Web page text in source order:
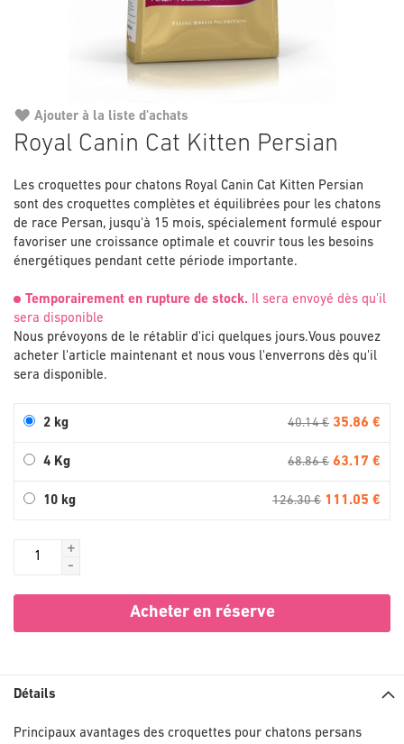
Royal Canin Cat Kitten Persian
Les croquettes pour chatons Royal Canin Cat Kitten Persian
sont des croquettes complètes et équilibrées pour les chatons
de race Persan, jusqu'à 15 mois, spécialement formulé espour
favoriser une croissance optimale et couvrir tous les besoins
énergétiques pendant cette période importante.
Temporairement en rupture de stock. Il sera envoyé dès qu'il
sera disponible
Nous prévoyons de le rétablir d'ici quelques jours.Vous pouvez
acheter l'article maintenant et nous vous l'enverrons dès qu'il
sera disponible.
2 kg 40.14 € 35.86 €
4 Kg 68.86 € 63.17 €
10 kg 126.30 € 111.05 €
+
-
Acheter en réserve
Ajouter à la liste d'achats
au
de
la
Galerie
d’images
Détails
Principaux avantages des croquettes pour chatons persans